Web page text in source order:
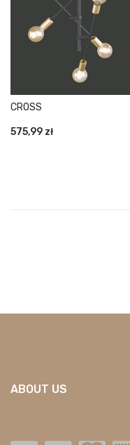
CROSS
575,99 zł
ABOUT US